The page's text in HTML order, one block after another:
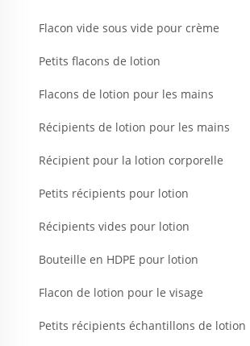
Flacon vide sous vide pour crème
Petits flacons de lotion
Flacons de lotion pour les mains
Récipients de lotion pour les mains
Récipient pour la lotion corporelle
Petits récipients pour lotion
Récipients vides pour lotion
Bouteille en HDPE pour lotion
Flacon de lotion pour le visage
Petits récipients échantillons de lotion